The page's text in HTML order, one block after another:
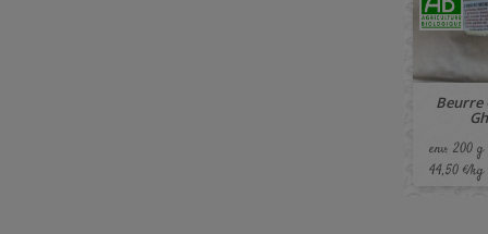
Beurre
env. 200 g
44,50 €/kg